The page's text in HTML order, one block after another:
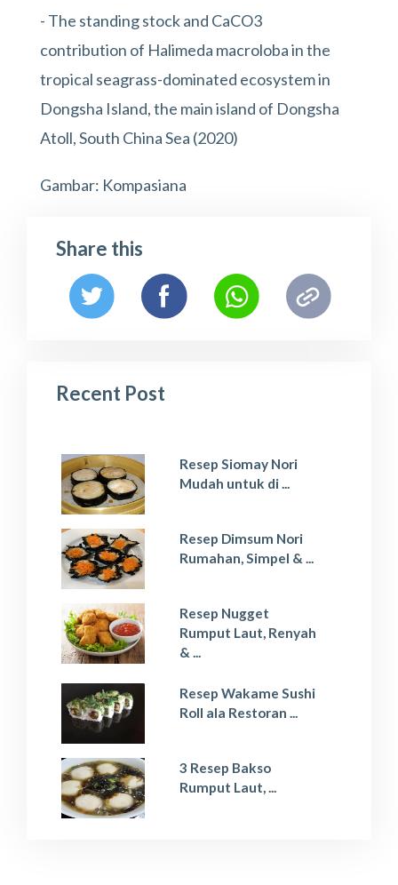
- The standing stock and CaCO3
contribution of Halimeda macroloba in the
tropical seagrass-dominated ecosystem in
Dongsha Island, the main island of Dongsha
Atoll, South China Sea (2020)
Gambar: Kompasiana
Share this
Recent Post
Resep Siomay Nori
Mudah untuk di ...
Resep Dimsum Nori
Rumahan, Simpel & ...
Resep Nugget
Rumput Laut, Renyah
& ...
Resep Wakame Sushi
Roll ala Restoran ...
3 Resep Bakso
Rumput Laut, ...